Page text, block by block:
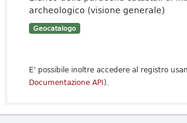
archeologico (visione generale)
Geocatalogo
E' possibile inoltre accedere al registro
Documentazione API).